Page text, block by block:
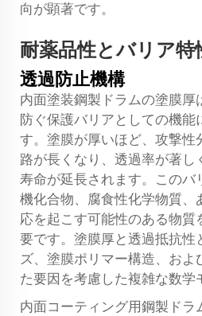
向が顕著です。
耐薬品性とバリア特
透過防止機構
内面塗装鋼製ドラムの塗膜厚
防ぐ保護バリアとしての機能
す。塗膜が厚いほど、攻撃性
路が長くなり、透過率が著し
寿命が延長されます。このバ
機化合物、腐食性化学物質、
応を起こす可能性のある物質
要です。塗膜厚と透過抵抗性
ズ、塗膜ポリマー構造、およ
た要因を考慮した複雑な数学
内面コーティング用鋼製ドラ